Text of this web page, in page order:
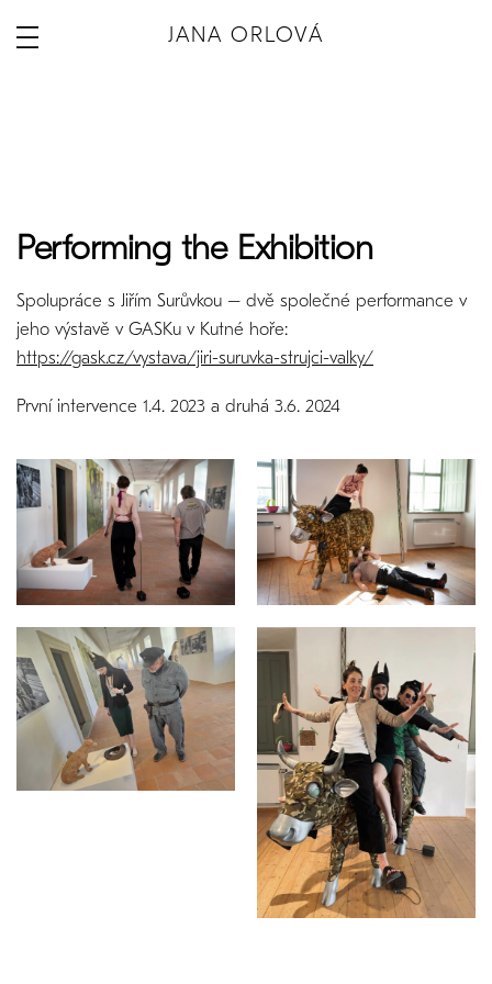
JANA ORLOVÁ
Performing the Exhibition
Spolupráce s Jiřím Surůvkou – dvě společné performance v
jeho výstavě v GASKu v Kutné hoře:
https://gask.cz/vystava/jiri-suruvka-strujci-valky/
První intervence 1.4. 2023 a druhá 3.6. 2024